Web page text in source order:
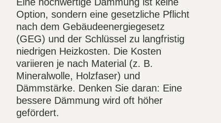
Option, sondern eine gesetzliche Pflicht
nach dem Gebäudeenergiegesetz
(GEG) und der Schlüssel zu langfristig
niedrigen Heizkosten. Die Kosten
variieren je nach Material (z. B.
Mineralwolle, Holzfaser) und
Dämmstärke. Denken Sie daran: Eine
bessere Dämmung wird oft höher
gefördert.